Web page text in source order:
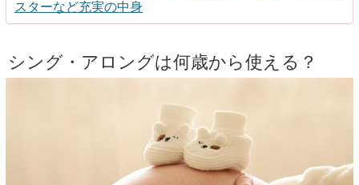
スターなど充実の中身
シング・アロングは何歳から使える？